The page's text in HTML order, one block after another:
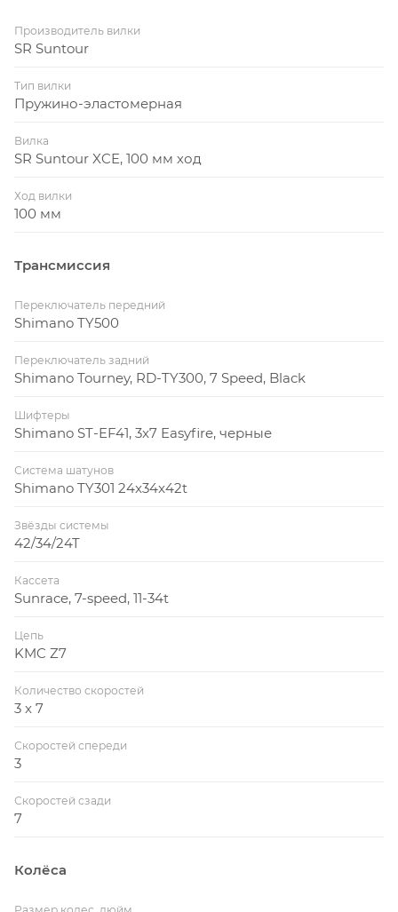
Производитель вилки
SR Suntour
Тип вилки
Пружино-эластомерная
Вилка
SR Suntour XCE, 100 мм ход
Ход вилки
100 мм
Трансмиссия
Переключатель передний
Shimano TY500
Переключатель задний
Shimano Tourney, RD-TY300, 7 Speed, Black
Шифтеры
Shimano ST-EF41, 3x7 Easyfire, черные
Система шатунов
Shimano TY301 24x34x42t
Звёзды системы
42/34/24T
Кассета
Sunrace, 7-speed, 11-34t
Цепь
KMC Z7
Количество скоростей
3 x 7
Скоростей спереди
3
Скоростей сзади
7
Колёса